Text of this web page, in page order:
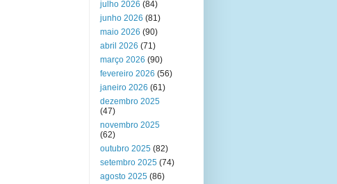
julho 2026 (84)
junho 2026 (81)
maio 2026 (90)
abril 2026 (71)
março 2026 (90)
fevereiro 2026 (56)
janeiro 2026 (61)
dezembro 2025
(47)
novembro 2025
(62)
outubro 2025 (82)
setembro 2025 (74)
agosto 2025 (86)